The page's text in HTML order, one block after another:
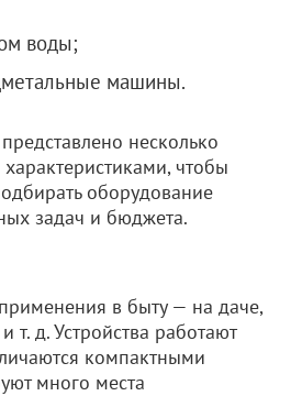
воды;
машины.
несколько
чтобы
оборудование
задач и бюджета.
в быту — на даче,
т. д. Устройства работают
компактными
много места